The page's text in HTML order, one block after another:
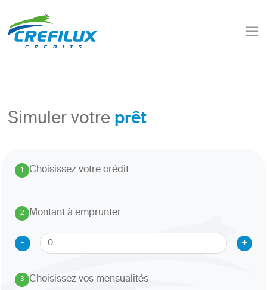
Simuler votreprêt
1. Choisissez votre crédit
2
.
Montant à emprunter
-
+
3
. Choisissez vos mensualités